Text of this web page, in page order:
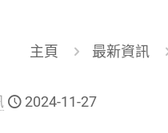
主頁 最新資訊
2024-11-27